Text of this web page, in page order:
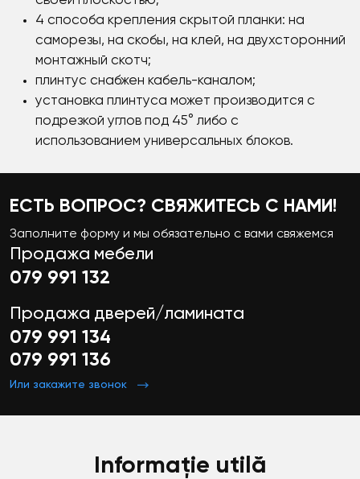
4 способа крепления скрытой планки: на
саморезы, на скобы, на клей, на двухсторонний
монтажный скотч;
плинтус снабжен кабель-каналом;
установка плинтуса может производится с
подрезкой углов под 45° либо с
использованием универсальных блоков.
ЕСТЬ ВОПРОС? СВЯЖИТЕСЬ С НАМИ!
Заполните форму и мы обязательно с вами свяжемся
Продажа мебели
079 991 132
Продажа дверей/ламината
079 991 134
079 991 136
Или закажите звонок
Informație utilă